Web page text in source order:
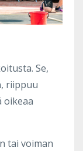
Se,
riippuu
oikeaa
tai voiman